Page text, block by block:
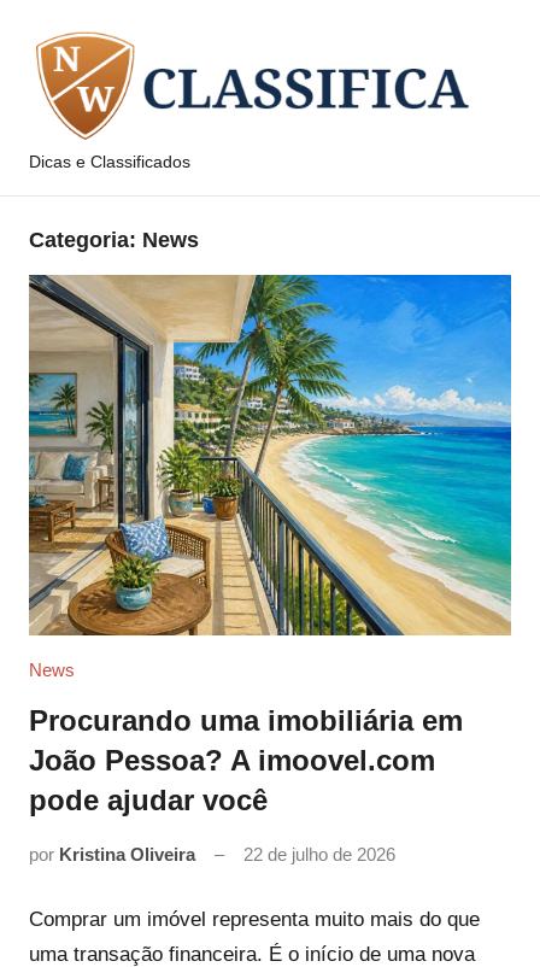
para
conteúdo
Dicas e Classificados
Categoria: News
News
Procurando uma imobiliária em
João Pessoa? A imoovel.com
pode ajudar você
por Kristina Oliveira 22 de julho de 2026
Comprar um imóvel representa muito mais do que
uma transação financeira. É o início de uma nova